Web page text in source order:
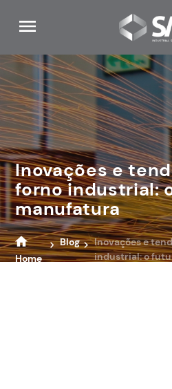
Inovações e
forno industrial:
manufatura
Home
Blog
Inovações e
industrial: o